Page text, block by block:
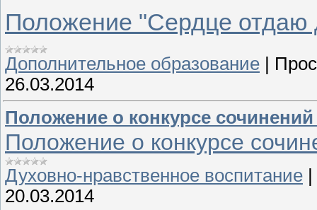
Положение "Сердце отдаю
Дополнительное образование
26.03.2014
Положение о конкурсе
Положение о конкурсе
Духовно-нравственное воспитание
20.03.2014